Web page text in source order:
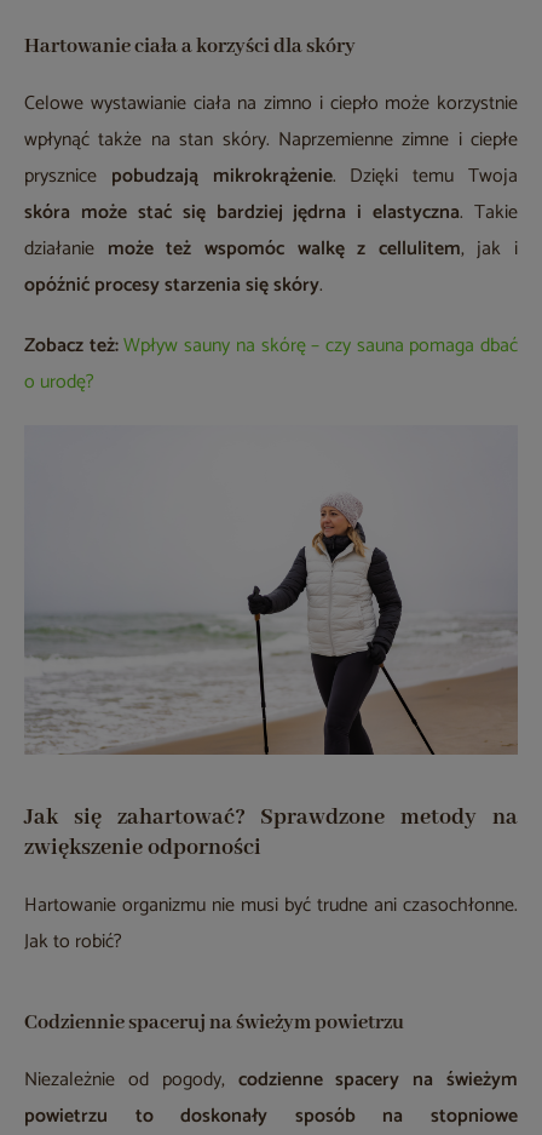
Hartowanie ciała a korzyści dla skóry
Celowe wystawianie ciała na zimno i ciepło może korzystnie
wpłynąć także na stan skóry. Naprzemienne zimne i ciepłe
prysznice pobudzają mikrokrążenie. Dzięki temu Twoja
skóra może stać się bardziej jędrna i elastyczna. Takie
działanie może też wspomóc walkę z cellulitem, jak i
opóźnić procesy starzenia się skóry.
Zobacz też:Wpływ sauny na skórę – czy sauna pomaga dbać
o urodę?
Jak się zahartować? Sprawdzone metody na
zwiększenie odporności
Hartowanie organizmu nie musi być trudne ani czasochłonne.
Jak to robić?
Codziennie spaceruj na świeżym powietrzu
Niezależnie od pogody, codzienne spacery na świeżym
powietrzu to doskonały sposób na stopniowe